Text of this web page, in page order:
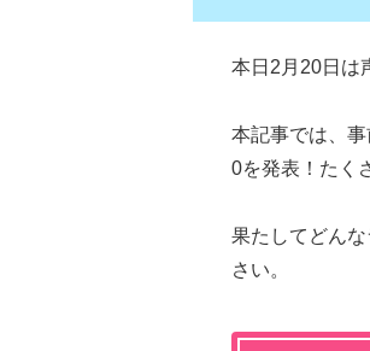
本日2月20日は
本記事では、事
0を発表！たく
果たしてどん
さい。